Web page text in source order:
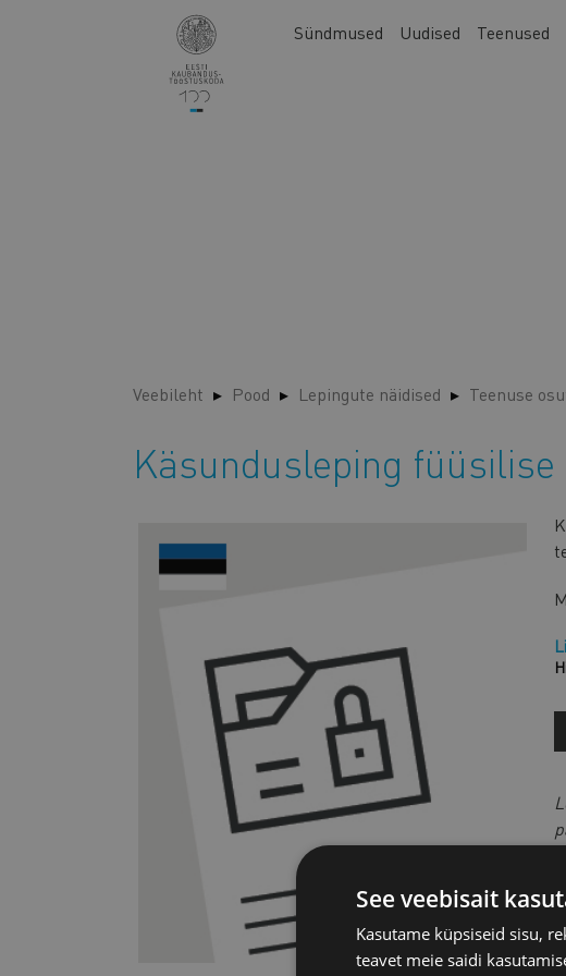
Main
Sündmused Uudised Teenused
Veebileht Pood Lepingute näidised Teenuse
Käsundusleping füüsilise
See veebisait
Kasutame küpsiseid sisu,
teavet meie saidi